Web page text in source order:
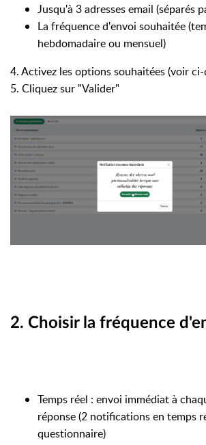
Jusqu'à 3 adresses email (séparés
La fréquence d'envoi souhaitée
hebdomadaire ou mensuel)
4. Activez les options souhaitées (voir ci-
5. Cliquez sur "Valider"
2. Choisir la fréquence
Temps réel : envoi immédiat à
réponse (2 notifications en temps
questionnaire)